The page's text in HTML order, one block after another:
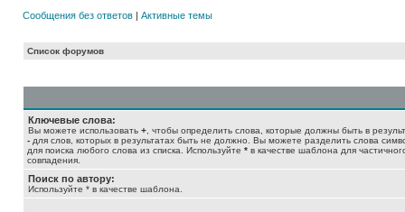
Сообщения без ответов | Активные темы
Список форумов
Ключевые слова:
Вы можете использовать + , чтобы определить слова, которые должны быть в
- для слов, которых в результатах быть не должно. Вы можете разделить слова
для поиска любого слова из списка. Используйте * в качестве шаблона для
совпадения.
Поиск по автору:
Используйте * в качестве шаблона.